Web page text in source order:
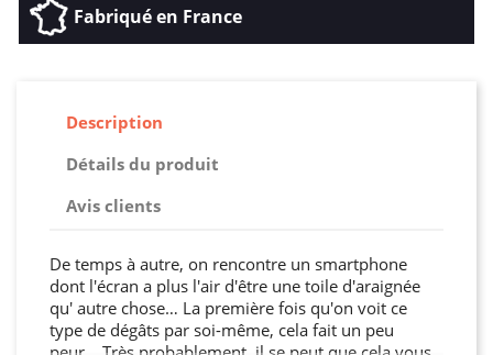
Fabriqué en France
Description
Détails du produit
Avis clients
De temps à autre, on rencontre un smartphone
dont l'écran a plus l'air d'être une toile d'araignée
qu' autre chose… La première fois qu'on voit ce
type de dégâts par soi-même, cela fait un peu